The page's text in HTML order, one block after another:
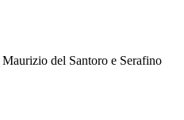
del Santoro e Serafino